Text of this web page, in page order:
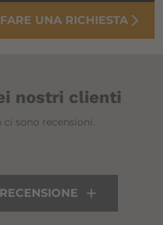
FARE UNA RICHIESTA arrow_forward_ios
nostri clienti
sono recensioni.